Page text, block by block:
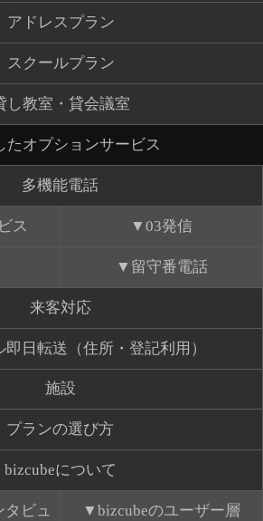
アドレスプラン
スクールプラン
し教室・貸会議室
たオプションサービス
多機能電話
ス 03発信
留守番電話
来客対応
日転送（住所・登記利用）
施設
プランの選び方
bizcubeについて
タビュ
bizcubeのユーザー層